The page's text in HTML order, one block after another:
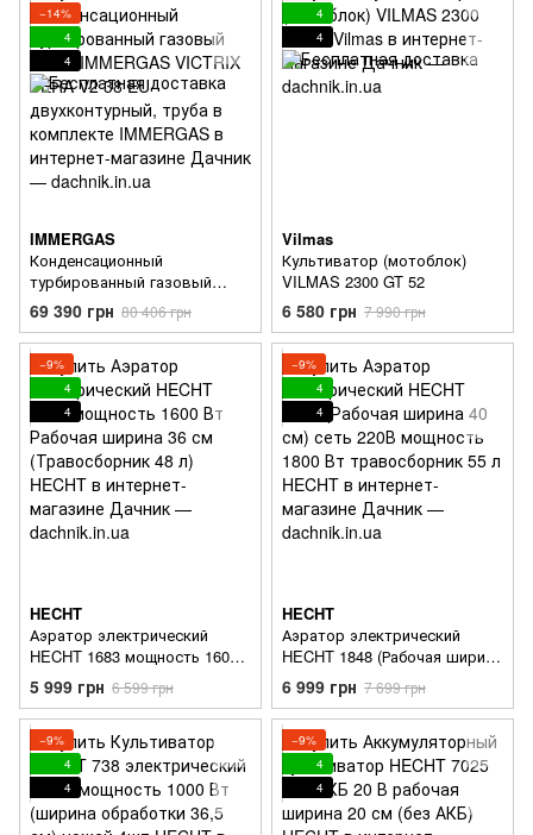
−14%
4
4
IMMERGAS
Конденсационный
турбированный газовый
котел IMMERGAS VICTRIX
TERA V2 38 EU
двухконтурный, труба в
комплекте
69 390 грн 80 406 грн
4
4
Vilmas
Культиватор (мотоблок)
VILMAS 2300 GT 52
6 580 грн 7 990 грн
−9%
4
4
HECHT
Аэратор электрический
HECHT 1683 мощность 1600
Вт Рабочая ширина 36 см
(Травосборник 48 л)
5 999 грн 6 599 грн
−9%
4
4
HECHT
Аэратор электрический
HECHT 1848 (Рабочая ширина
40 см) сеть 220В мощность
1800 Вт травосборник 55 л
6 999 грн 7 699 грн
−9%
4
4
−9%
4
4